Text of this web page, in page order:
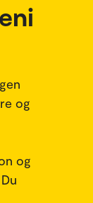
og
og